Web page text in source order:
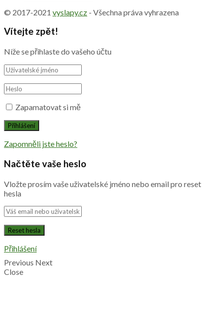
© 2017-2021 vyslapy.cz - Všechna práva vyhrazena
Vítejte zpět!
Níže se přihlaste do vašeho účtu
Zapamatovat si mě
Zapomněli jste heslo?
Načtěte vaše heslo
Vložte prosím vaše uživatelské jméno nebo email pro reset
hesla
Přihlášení
Previous Next
Close